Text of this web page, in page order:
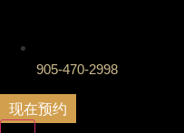
905-470-2998
现在预约